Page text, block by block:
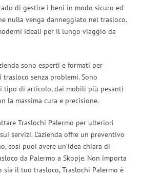
di gestire i beni in modo sicuro ed
nulla venga danneggiato nel trasloco.
ideali per il lungo viaggio da
sono esperti e formati per
senza problemi. Sono
tipo di articolo, dai mobili più pesanti
la massima cura e precisione.
Traslochi Palermo per ulteriori
servizi. L’azienda offre un preventivo
così puoi avere un’idea chiara di
da Palermo a Skopje. Non importa
il tuo trasloco, Traslochi Palermo è